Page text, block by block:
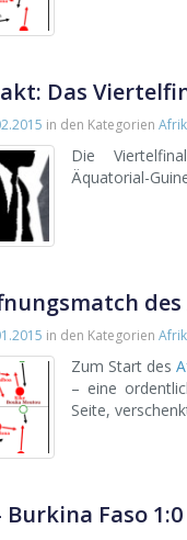
Das
in den Kategorien
Die
Äquatorial-
in den Kategorien
Zum Start des
– eine
Seite,
Burkina Faso 1:0